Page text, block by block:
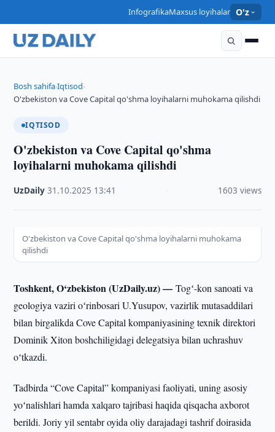
InfografikaMaxsus loyihalar O'z
Bosh sahifa›Iqtisod›
O'zbekiston va Cove Capital qo'shma loyihalarni muhokama qilishdi
IQTISOD
O'zbekiston va Cove Capital qo'shma
loyihalarni muhokama qilishdi
UzDaily ·31.10.2025 13:41 1603 views
O'zbekiston va Cove Capital qo'shma loyihalarni muhokama
qilishdi
Toshkent, O‘zbekiston (UzDaily.uz) —Togʻ-kon sanoati va
geologiya vaziri oʻrinbosari U.Yusupov, vazirlik mutasaddilari
bilan birgalikda Cove Capital kompaniyasining texnik direktori
Dominik Xiton boshchiligidagi delegatsiya bilan uchrashuv
oʻtkazdi.
Tadbirda “Cove Capital” kompaniyasi faoliyati, uning asosiy
yoʻnalishlari hamda xalqaro tajribasi haqida qisqacha axborot
berildi. Joriy yil sentabr oyida oliy darajadagi tashrif doirasida